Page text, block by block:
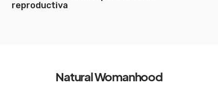
reproductiva
Natural Womanhood